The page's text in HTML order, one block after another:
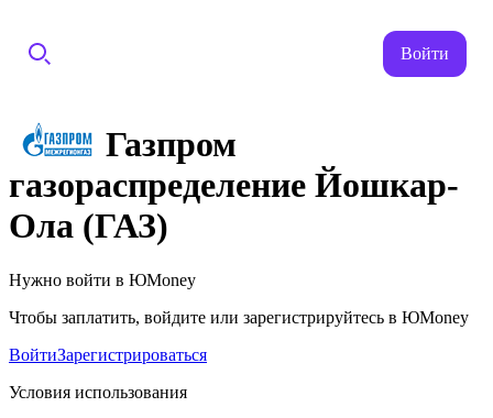
Войти
Газпром
газораспределение Йошкар-
Ола (ГАЗ)
Нужно войти в ЮMoney
Чтобы заплатить, войдите или зарегистрируйтесь в ЮMoney
ВойтиЗарегистрироваться
Условия использования